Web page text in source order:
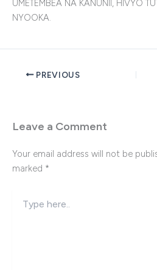
UMETEMBEA NA KANUNII, HIVYO
NYOOKA.
PREVIOUS
Leave a Comment
Your email address will not be
marked *
here..